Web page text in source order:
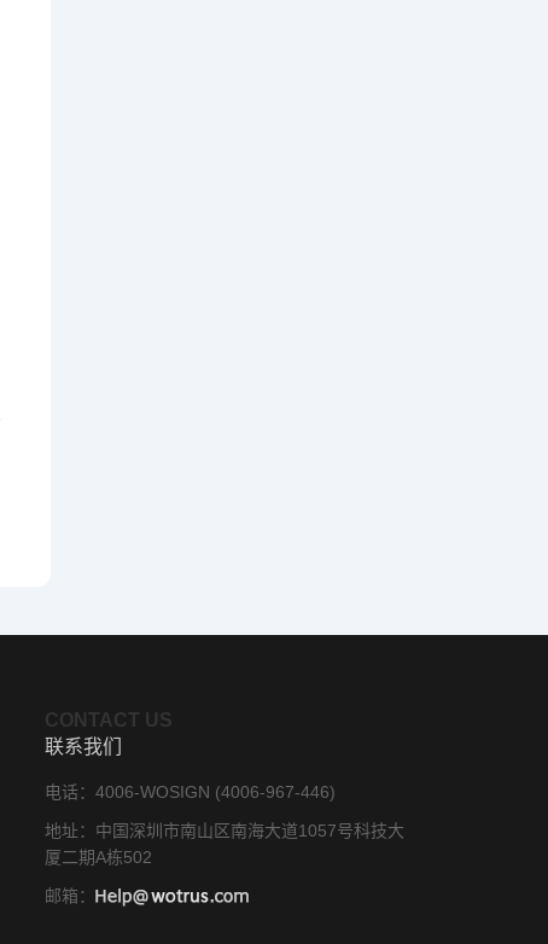
CONTACT US
联系我们
电话：4006-WOSIGN (4006-967-446)
地址：中国深圳市南山区南海大道1057号科技大
厦二期A栋502
邮箱：